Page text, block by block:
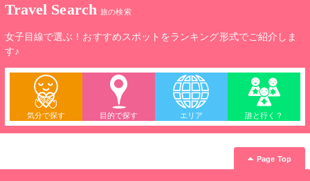
Travel Search 旅の検索
女子目線で選ぶ！おすすめスポットをランキング形式でご紹介しま
す♪
気分で探す 目的で探す エリア 誰と行く？
Page Top